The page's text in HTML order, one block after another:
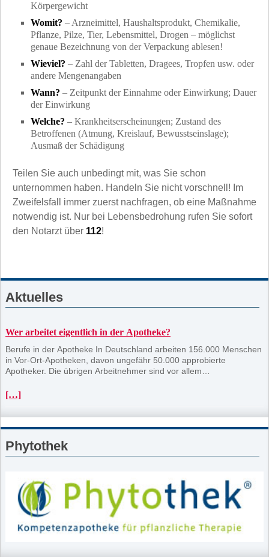
Körpergewicht
Womit? – Arzneimittel, Haushaltsprodukt, Chemikalie,
Pflanze, Pilze, Tier, Lebensmittel, Drogen – möglichst
genaue Bezeichnung von der Verpackung ablesen!
Wieviel? – Zahl der Tabletten, Dragees, Tropfen usw. oder
andere Mengenangaben
Wann? – Zeitpunkt der Einnahme oder Einwirkung; Dauer
der Einwirkung
Welche? – Krankheitserscheinungen; Zustand des
Betroffenen (Atmung, Kreislauf, Bewusstseinslage);
Ausmaß der Schädigung
Teilen Sie auch unbedingt mit, was Sie schon
unternommen haben. Handeln Sie nicht vorschnell! Im
Zweifelsfall immer zuerst nachfragen, ob eine Maßnahme
notwendig ist. Nur bei Lebensbedrohung rufen Sie sofort
den Notarzt über 112!
Aktuelles
Wer arbeitet eigentlich in der Apotheke?
Berufe in der Apotheke In Deutschland arbeiten 156.000 Menschen
in Vor-Ort-Apotheken, davon ungefähr 50.000 approbierte
Apotheker. Die übrigen Arbeitnehmer sind vor allem
kaufmännische Angestellte. Die Apotheke ist ein spannender
in Teilzeit.
[…]
Phytothek